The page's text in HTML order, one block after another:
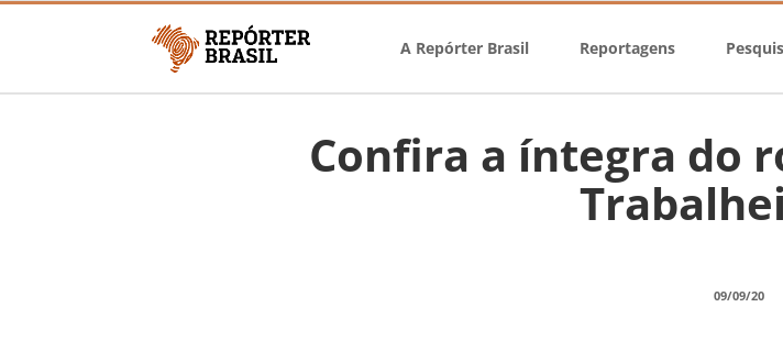
A Repórter Brasil Reportagens
Confira a íntegra do
09/09/20